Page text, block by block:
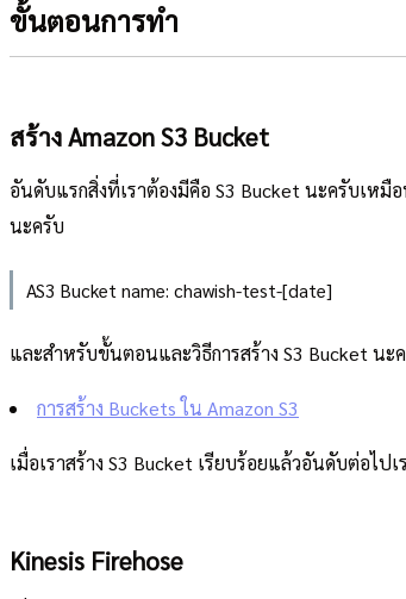
ขั้นตอนการทำ
สร้าง Amazon S3 Bucket
อันดับแรกสิ่งที่เราต้องมีคือ S3 Bucket นะครับเห
นะครับ
AS3 Bucket name: chawish-test-[date]
และสำหรับขั้นตอนและวิธีการสร้าง S3 Bucket นะ
การสร้าง Buckets ใน Amazon S3
เมื่อเราสร้าง S3 Bucket เรียบร้อยแล้วอันดับต่อไป
Kinesis Firehose